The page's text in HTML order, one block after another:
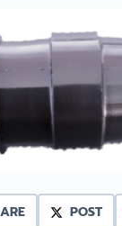
POST